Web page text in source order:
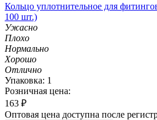
Кольцо уплотнительное для
100 шт.)
Ужасно
Плохо
Нормально
Хорошо
Отлично
Упаковка: 1
Розничная цена:
163 ₽
Оптовая цена доступна после